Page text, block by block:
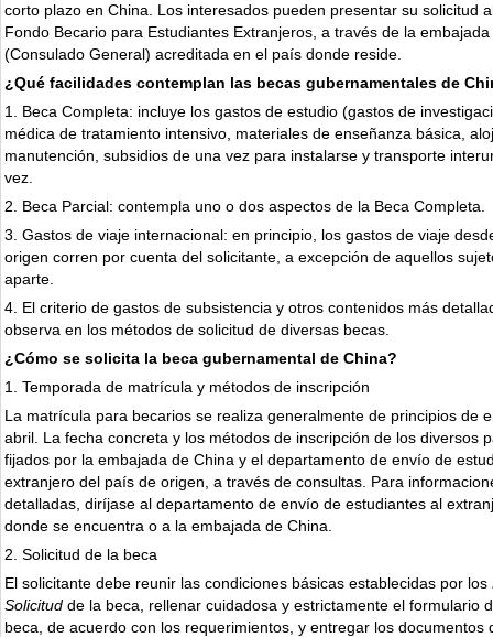
corto plazo en China. Los interesados pueden presentar su solicitud
Fondo Becario para Estudiantes Extranjeros, a través de la
(Consulado General) acreditada en el país donde reside.
¿Qué facilidades contemplan las becas gubernamentales de
1. Beca Completa: incluye los gastos de estudio (gastos de
médica de tratamiento intensivo, materiales de enseñanza básica,
manutención, subsidios de una vez para instalarse y transporte
vez.
2. Beca Parcial: contempla uno o dos aspectos de la Beca Completa.
3. Gastos de viaje internacional: en principio, los gastos de viaje
origen corren por cuenta del solicitante, a excepción de aquellos
aparte.
4. El criterio de gastos de subsistencia y otros contenidos más
observa en los métodos de solicitud de diversas becas.
¿Cómo se solicita la beca gubernamental de China?
1. Temporada de matrícula y métodos de inscripción
La matrícula para becarios se realiza generalmente de principios de
abril. La fecha concreta y los métodos de inscripción de los diversos
fijados por la embajada de China y el departamento de envío de
extranjero del país de origen, a través de consultas. Para
detalladas, diríjase al departamento de envío de estudiantes al
donde se encuentra o a la embajada de China.
2. Solicitud de la beca
El solicitante debe reunir las condiciones básicas establecidas por los
Solicitud de la beca, rellenar cuidadosa y estrictamente el formulario
beca, de acuerdo con los requerimientos, y entregar los documentos